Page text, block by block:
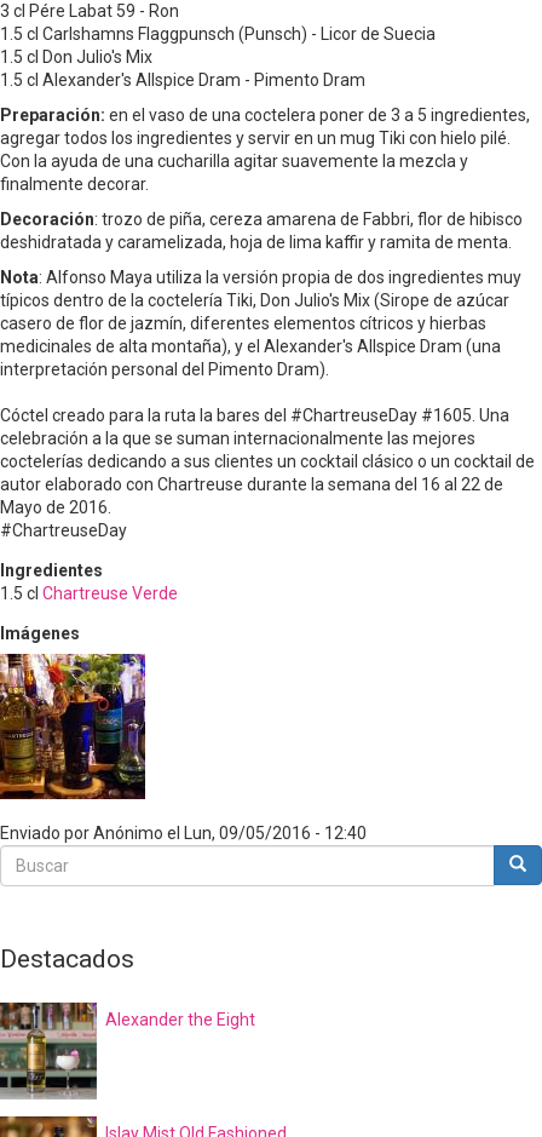
3 cl Pére Labat 59 - Ron
1.5 cl Carlshamns Flaggpunsch (Punsch) - Licor de Suecia
1.5 cl Don Julio's Mix
1.5 cl Alexander's Allspice Dram - Pimento Dram
Preparación: en el vaso de una coctelera poner de 3 a 5 ingredientes,
agregar todos los ingredientes y servir en un mug Tiki con hielo pilé.
Con la ayuda de una cucharilla agitar suavemente la mezcla y
finalmente decorar.
Decoración: trozo de piña, cereza amarena de Fabbri, flor de hibisco
deshidratada y caramelizada, hoja de lima kaffir y ramita de menta.
Nota: Alfonso Maya utiliza la versión propia de dos ingredientes muy
típicos dentro de la coctelería Tiki, Don Julio's Mix (Sirope de azúcar
casero de flor de jazmín, diferentes elementos cítricos y hierbas
medicinales de alta montaña), y el Alexander's Allspice Dram (una
interpretación personal del Pimento Dram).
Cóctel creado para la ruta la bares del #ChartreuseDay #1605. Una
celebración a la que se suman internacionalmente las mejores
coctelerías dedicando a sus clientes un cocktail clásico o un cocktail de
autor elaborado con Chartreuse durante la semana del 16 al 22 de
Mayo de 2016.
#ChartreuseDay
Ingredientes
1.5 cl Chartreuse Verde
Imágenes
Enviado porAnónimo el Lun, 09/05/2016 - 12:40
Buscar
Buscar
Destacados
Alexander the Eight